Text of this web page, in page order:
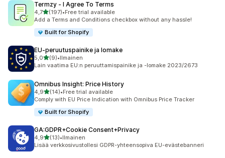
Termzy ‑ I Agree To Terms
4,7/ 5 tähteä
(197)
197 arvostelua yhteensä
•Free trial available
Add a Terms and Conditions checkbox without any hassle!
Built for Shopify
EU‑peruutuspainike ja lomake
5,0/ 5 tähteä
(9)
9 arvostelua yhteensä
•Ilmainen
Lain vaatima EU:n peruuttamispainike ja -lomake 2023/2673
Omnibus Insight: Price History
4,9/ 5 tähteä
(14)
14 arvostelua yhteensä
•Free trial available
Comply with EU Price Indication with Omnibus Price Tracker
Built for Shopify
GA:GDPR+Cookie Consent+Privacy
4,9/ 5 tähteä
(13)
13 arvostelua yhteensä
•Ilmainen
Lisää verkkosivustollesi GDPR-yhteensopiva EU-evästebanneri